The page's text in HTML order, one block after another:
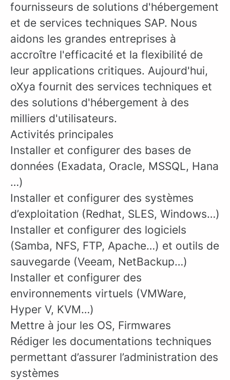
fournisseurs de solutions d'hébergement
et de services techniques SAP. Nous
aidons les grandes entreprises à
accroître l'efficacité et la flexibilité de
leur applications critiques. Aujourd'hui,
oXya fournit des services techniques et
des solutions d'hébergement à des
milliers d'utilisateurs.
Activités principales
Installer et configurer des bases de
données (Exadata, Oracle, MSSQL, Hana
…)
Installer et configurer des systèmes
d’exploitation (Redhat, SLES, Windows…)
Installer et configurer des logiciels
(Samba, NFS, FTP, Apache…) et outils de
sauvegarde (Veeam, NetBackup…)
Installer et configurer des
environnements virtuels (VMWare,
Hyper V, KVM…)
Mettre à jour les OS, Firmwares
Rédiger les documentations techniques
permettant d’assurer l’administration des
systèmes